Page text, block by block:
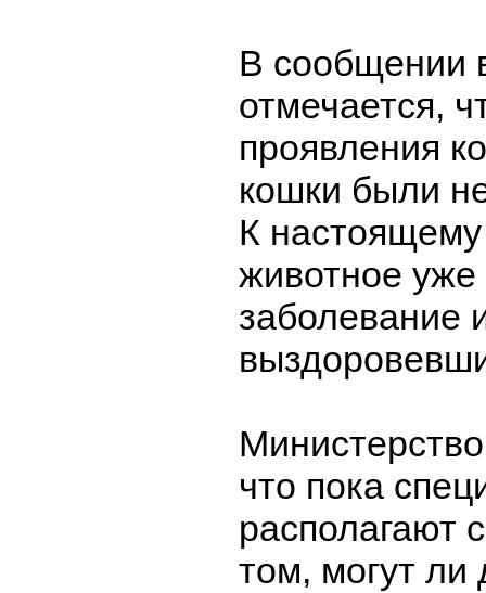
В сообщении
отмечается,
проявления
кошки были
К
животное уже
заболевание
что пока
располагают
том, могут